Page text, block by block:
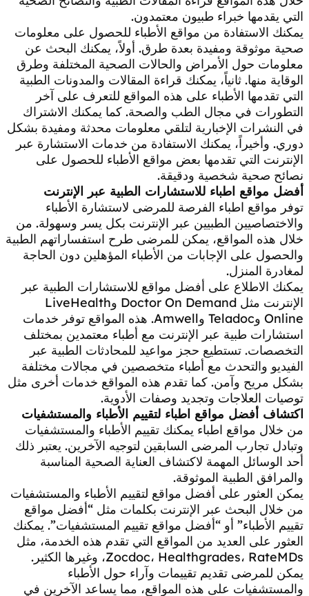
التي يقدمها خبراء طبيون معتمدون.
يمكنك الاستفادة من مواقع الأطباء للحصول على معلومات
صحية موثوقة ومفيدة بعدة طرق. أولاً، يمكنك البحث عن
معلومات حول الأمراض والحالات الصحية المختلفة وطرق
الوقاية منها. ثانياً، يمكنك قراءة المقالات والمدونات الطبية
التي تقدمها الأطباء على هذه المواقع للتعرف على آخر
التطورات في مجال الطب والصحة. كما يمكنك الاشتراك
في النشرات الإخبارية لتلقي معلومات محدثة ومفيدة بشكل
دوري. وأخيراً، يمكنك الاستفادة من خدمات الاستشارة عبر
الإنترنت التي تقدمها بعض مواقع الأطباء للحصول على
نصائح صحية شخصية ودقيقة.
أفضل مواقع اطباء للاستشارات الطبية عبر الإنترنت
توفر مواقع اطباء الفرصة للمرضى لاستشارة الأطباء
والاختصاصيين الطبيين عبر الإنترنت بكل يسر وسهولة. من
خلال هذه المواقع، يمكن للمرضى طرح استفساراتهم الطبية
والحصول على الإجابات من الأطباء المؤهلين دون الحاجة
لمغادرة المنزل.
يمكنك الاطلاع على أفضل مواقع للاستشارات الطبية عبر
الإنترنت مثل Doctor On Demand وLiveHealth
Online وTeladoc وAmwell. هذه المواقع توفر خدمات
استشارات طبية عبر الإنترنت مع أطباء معتمدين بمختلف
التخصصات. تستطيع حجز مواعيد للمحادثات الطبية عبر
الفيديو والتحدث مع أطباء متخصصين في مجالات مختلفة
بشكل مريح وآمن. كما تقدم هذه المواقع خدمات أخرى مثل
توصيات العلاجات وتجديد وصفات الأدوية.
اكتشاف أفضل مواقع اطباء لتقييم الأطباء والمستشفيات
من خلال مواقع اطباء يمكنك تقييم الأطباء والمستشفيات
وتبادل تجارب المرضى السابقين لتوجيه الآخرين. يعتبر ذلك
أحد الوسائل المهمة لاكتشاف العناية الصحية المناسبة
والمرافق الطبية الموثوقة.
يمكن العثور على أفضل مواقع لتقييم الأطباء والمستشفيات
من خلال البحث عبر الإنترنت بكلمات مثل “أفضل مواقع
تقييم الأطباء” أو “أفضل مواقع تقييم المستشفيات”. يمكنك
العثور على العديد من المواقع التي تقدم هذه الخدمة، مثل
Zocdoc، Healthgrades، RateMDs، وغيرها الكثير.
يمكن للمرضى تقديم تقييمات وآراء حول الأطباء
والمستشفيات على هذه المواقع، مما يساعد الآخرين في